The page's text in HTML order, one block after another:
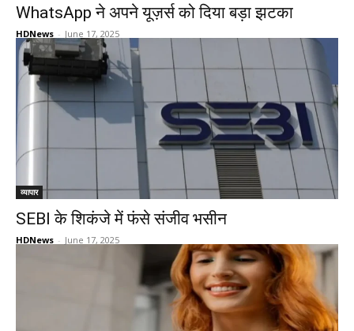
WhatsApp ने अपने यूज़र्स को दिया बड़ा झटका
HDNews - June 17, 2025
व्यापार
SEBI के शिकंजे में फंसे संजीव भसीन
HDNews - June 17, 2025